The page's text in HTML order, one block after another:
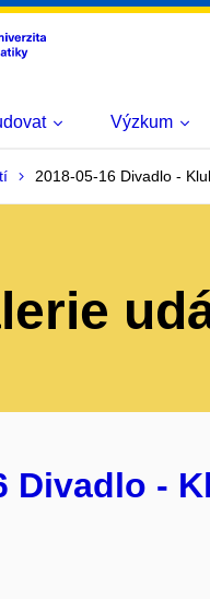
Výzkum
2018-05-16 Divadlo -
Divadlo -